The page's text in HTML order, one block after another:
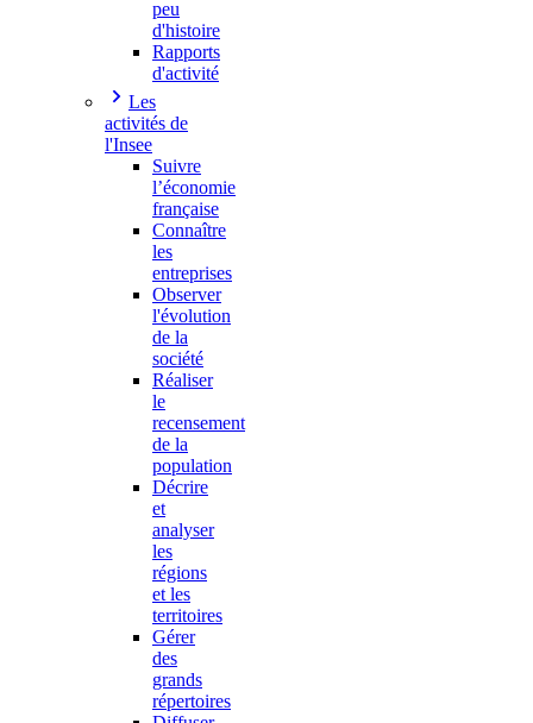
peu
d'histoire
Rapports
d'activité
Les
activités de
l'Insee
Suivre
l’économie
française
Connaître
les
entreprises
Observer
l'évolution
de la
société
Réaliser
le
recensement
de la
population
Décrire
et
analyser
les
régions
et les
territoires
Gérer
des
grands
répertoires